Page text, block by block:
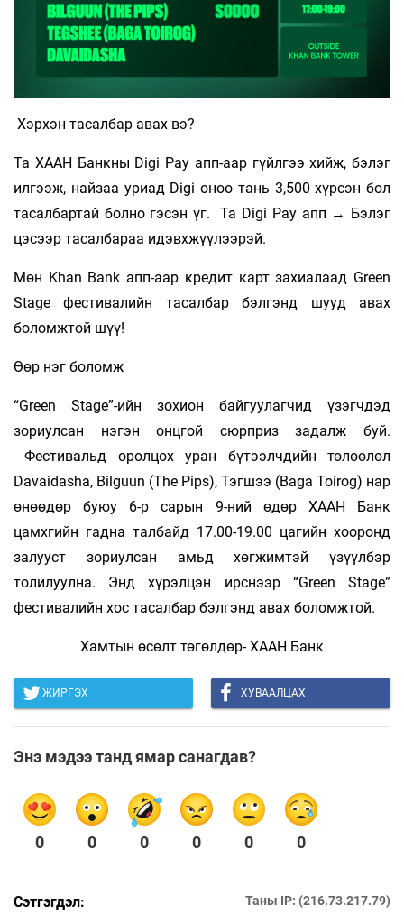
Хэрхэн тасалбар авах вэ?
Та ХААН Банкны Digi Pay апп-аар гүйлгээ хийж, бэлэг
илгээж, найзаа уриад Digi оноо тань 3,500 хүрсэн бол
тасалбартай болно гэсэн үг. Та Digi Pay апп → Бэлэг
цэсээр тасалбараа идэвхжүүлээрэй.
Мөн Khan Bank апп-аар кредит карт захиалаад Green
Stage фестивалийн тасалбар бэлгэнд шууд авах
боломжтой шүү!
Өөр нэг боломж
“Green Stage”-ийн зохион байгуулагчид үзэгчдэд
зориулсан нэгэн онцгой сюрприз задалж буй.
Фестивальд оролцох уран бүтээлчдийн төлөөлөл
Davaidasha, Bilguun (The Pips), Тэгшээ (Baga Toirog) нар
өнөөдөр буюу 6-р сарын 9-ний өдөр ХААН Банк
цамхгийн гадна талбайд 17.00-19.00 цагийн хооронд
залууст зориулсан амьд хөгжимтэй үзүүлбэр
толилуулна. Энд хүрэлцэн ирснээр “Green Stage”
фестивалийн хос тасалбар бэлгэнд авах боломжтой.
Хамтын өсөлт төгөлдөр- ХААН Банк
ЖИРГЭХ ХУВААЛЦАХ
Энэ мэдээ танд ямар санагдав?
0 0 0 0 0 0
Сэтгэгдэл: Таны IP: (216.73.217.79)